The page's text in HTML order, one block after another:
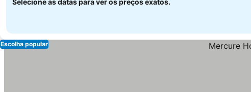
Selecione as datas para ver os preços exatos.
Escolha popular